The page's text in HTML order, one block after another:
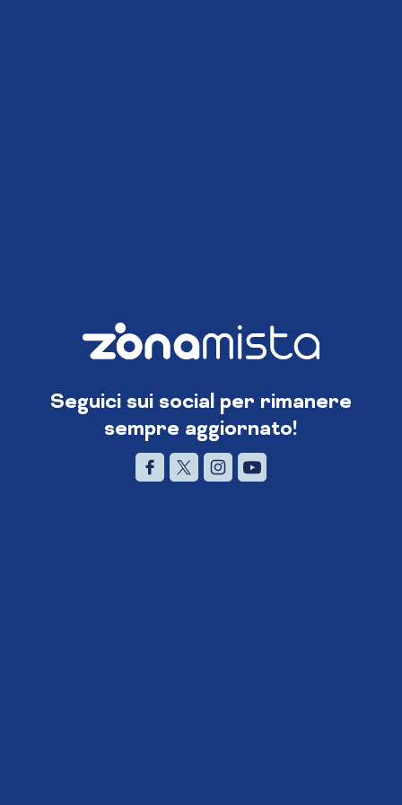
Seguici sui social per rimanere
sempre aggiornato!